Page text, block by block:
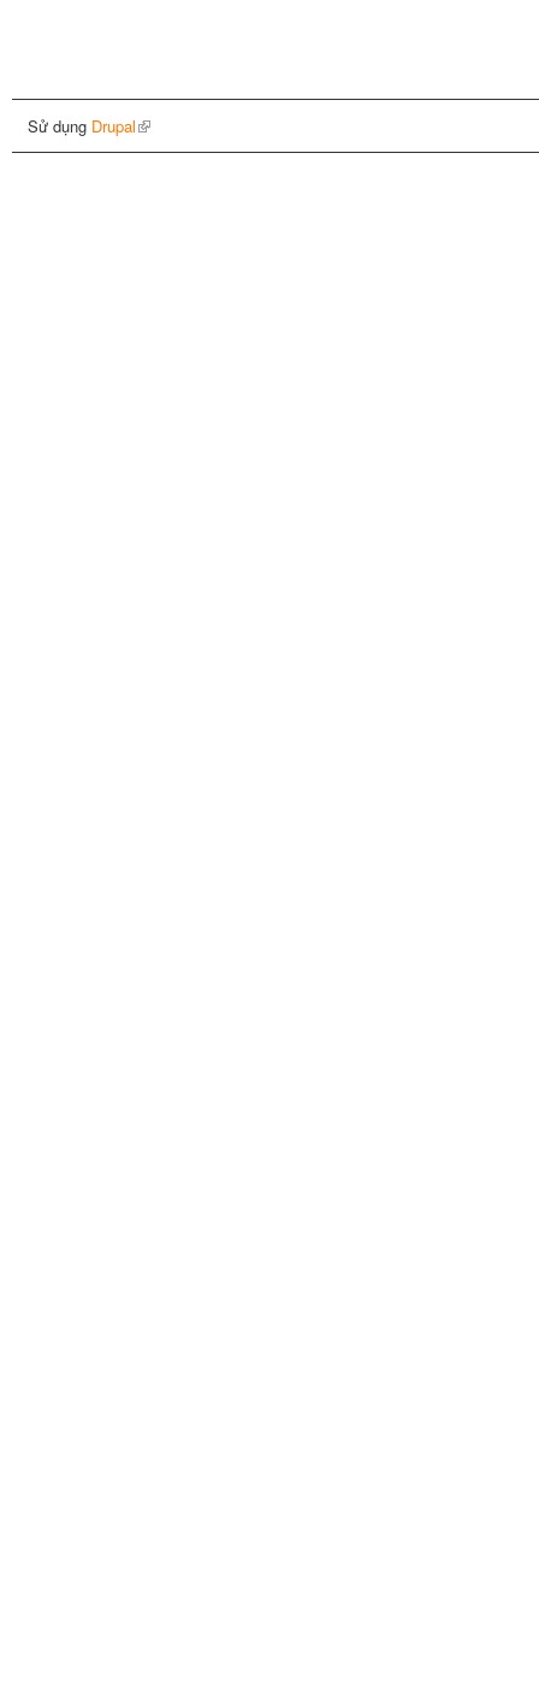
Sử dụng Drupal